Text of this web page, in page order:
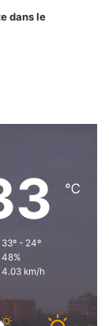
dans le
℃
33º - 24º
48%
4.03 km/h